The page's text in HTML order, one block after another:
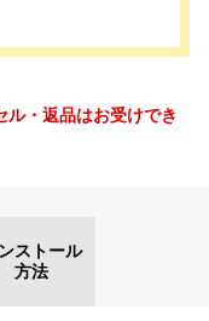
ル・返品はお受けでき
ストール
方法